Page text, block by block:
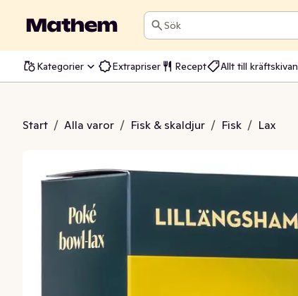
Sök
Kategorier Extrapriser Recept Allt till kräftskivan
Start / Alla varor / Fisk & skaldjur / Fisk / Lax
Lax Ponzu ASC